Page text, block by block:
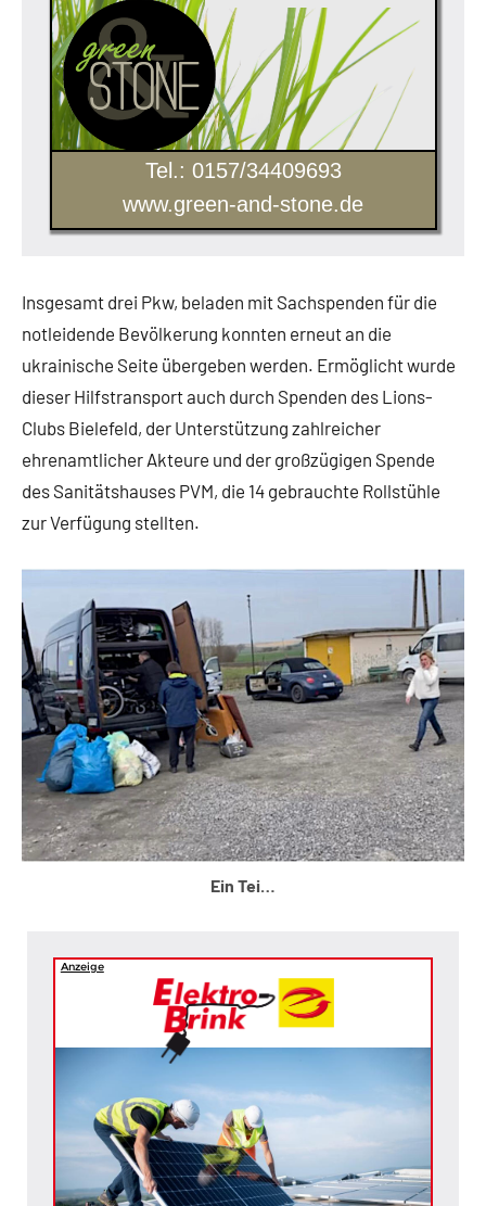
Tel.: 0157/34409693
www.green-and-stone.de
Insgesamt drei Pkw, beladen mit Sachspenden für die
notleidende Bevölkerung konnten erneut an die
ukrainische Seite übergeben werden. Ermöglicht wurde
dieser Hilfstransport auch durch Spenden des Lions-
Clubs Bielefeld, der Unterstützung zahlreicher
ehrenamtlicher Akteure und der großzügigen Spende
des Sanitätshauses PVM, die 14 gebrauchte Rollstühle
zur Verfügung stellten.
Ein Tei…
Anzeige